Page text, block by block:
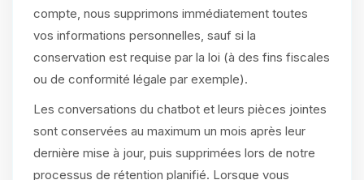
compte, nous supprimons immédiatement toutes
vos informations personnelles, sauf si la
conservation est requise par la loi (à des fins fiscales
ou de conformité légale par exemple).
Les conversations du chatbot et leurs pièces jointes
sont conservées au maximum un mois après leur
dernière mise à jour, puis supprimées lors de notre
processus de rétention planifié. Lorsque vous